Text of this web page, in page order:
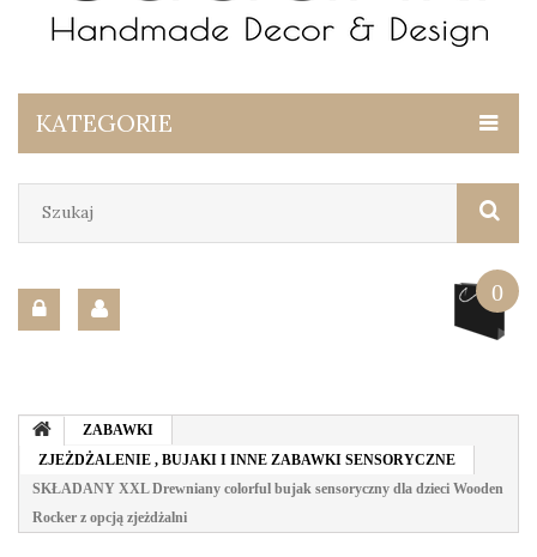
KATEGORIE
0
ZABAWKI
ZJEŻDŻALENIE , BUJAKI I INNE ZABAWKI SENSORYCZNE
SKŁADANY XXL Drewniany colorful bujak sensoryczny dla dzieci Wooden
Rocker z opcją zjeżdżalni